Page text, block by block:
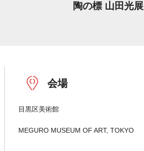
陶の標 山田光展
会場
目黒区美術館
MEGURO MUSEUM OF ART, TOKYO